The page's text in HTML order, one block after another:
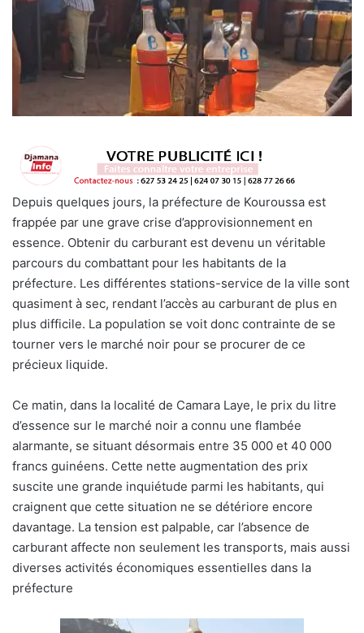
Depuis quelques jours, la préfecture de Kouroussa est
frappée par une grave crise d’approvisionnement en
essence. Obtenir du carburant est devenu un véritable
parcours du combattant pour les habitants de la
préfecture. Les différentes stations-service de la ville sont
quasiment à sec, rendant l’accès au carburant de plus en
plus difficile. La population se voit donc contrainte de se
tourner vers le marché noir pour se procurer de ce
précieux liquide.
Ce matin, dans la localité de Camara Laye, le prix du litre
d’essence sur le marché noir a connu une flambée
alarmante, se situant désormais entre 35 000 et 40 000
francs guinéens. Cette nette augmentation des prix
suscite une grande inquiétude parmi les habitants, qui
craignent que cette situation ne se détériore encore
davantage. La tension est palpable, car l’absence de
carburant affecte non seulement les transports, mais aussi
diverses activités économiques essentielles dans la
préfecture